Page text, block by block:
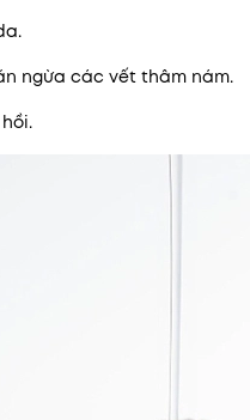
ngừa các vết thâm nám.